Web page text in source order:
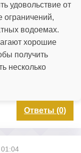
удовольствие от
ограничений,
водоемах.
хорошие
получить
несколько
Ответы (0)